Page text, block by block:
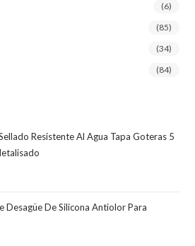
(6)
(85)
(34)
(84)
Resistente Al Agua Tapa Goteras 5
Desagüe De Silicona Antiolor Para